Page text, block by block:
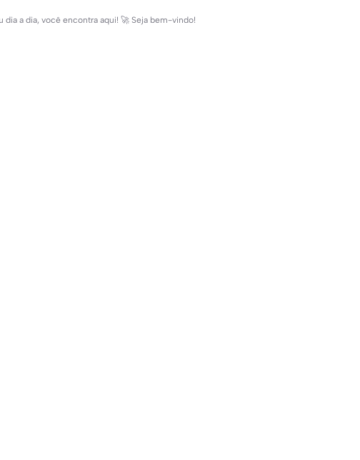
dia a dia, você encontra aqui! 🚀 Seja bem-vindo!